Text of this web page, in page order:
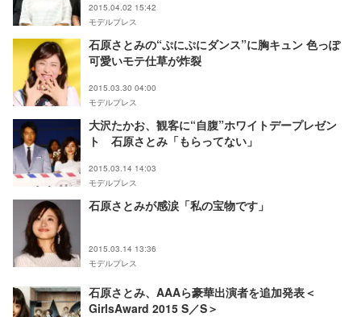
2015.04.02 15:42
モデルプレス
石原さとみの“ぷにぷにダンス”に胸キュン 色っぽ
可愛いモテ仕草が炸裂
2015.03.30 04:00
モデルプレス
大沢たかお、観客に“自腹”ホワイトデープレゼン
ト 石原さとみ「もらってない」
2015.03.14 14:03
モデルプレス
石原さとみが感涙「私の宝物です」
2015.03.14 13:36
モデルプレス
石原さとみ、AAAら豪華出演者を追加発表＜
GirlsAward 2015 S／S＞